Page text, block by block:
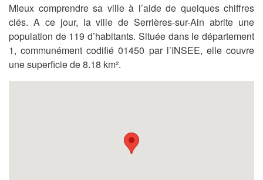
Mieux comprendre sa ville à l’aide de quelques chiffres
clés. A ce jour, la ville de Serrières-sur-Ain abrite une
population de 119 d’habitants. Située dans le département
1, communément codifié 01450 par l’INSEE, elle couvre
une superficie de 8.18 km².